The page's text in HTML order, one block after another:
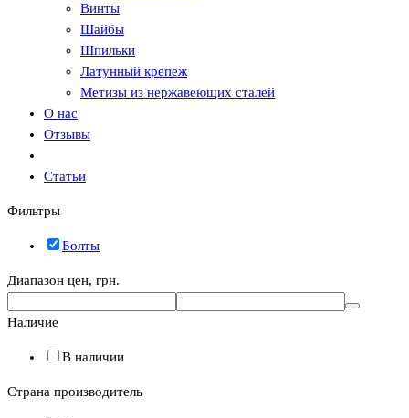
Винты
Шайбы
Шпильки
Латунный крепеж
Метизы из нержавеющих сталей
О нас
Отзывы
Статьи
Фильтры
Болты
Диапазон цен, грн.
Наличие
В наличии
Страна производитель